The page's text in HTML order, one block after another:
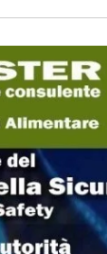
o
paradigmi per